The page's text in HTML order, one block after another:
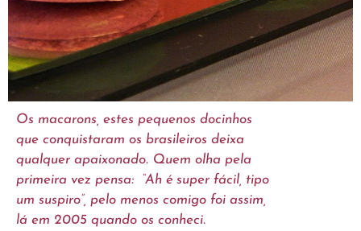
Os macarons, estes pequenos docinhos
que conquistaram os brasileiros deixa
qualquer apaixonado. Quem olha pela
primeira vez pensa: “Ah é super fácil, tipo
um suspiro”, pelo menos comigo foi assim,
lá em 2005 quando os conheci.